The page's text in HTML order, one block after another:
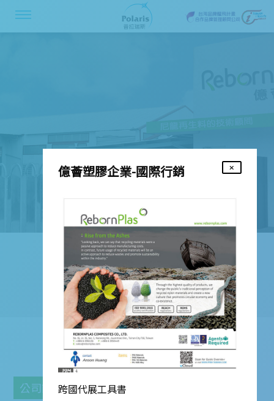
億薈塑膠
公司簡介
億薈塑膠企業-國際行銷
跨國代展工具書